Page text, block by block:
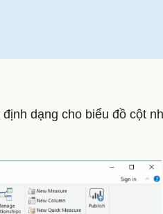
dạng cho biểu đồ cột